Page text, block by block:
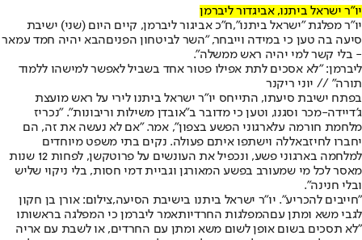
יו"ר ישראל ביתנו, אביגדור ליברמן
יו"ר מפלגת "ישראל ביתנו",ח"כ אביגור ליברמן, קיים היום (שני) ישיבת
סיעה בה טען כי במידה וייבחר, "השר לביטחון הפניםהבא יהיה חמד עמאר
- בלי קשר למי יהיה ראש ממשלה".
ליברמן: "לא אסכים לתת אפילו פטור אחד בשביל לאפשר למישהו ללמוד
תורה" // יוני ריקנר
בפתח ישיבת סיעתו, התייחס יו"ר ישראל ביתנו לירי על ראש מועצת
ג'דיידה-מכר וסגנו, וטען כי מדובר ב"אובדן משילות וריבונות". "נכריז
מלחמת חורמה עלארגוני הפשע בצפון", אמר. "אם לא נעשה את זה, הם
יחברו לחיזבאללה וישתפו איתם פעולה. נקים בתי משפט מיוחדים
למלחמה בארגוני פשע, ונכפיל את העונשים על פרוטקשן, לפחות 12 שנות
מאסר לכל מי שמעורב בפשע המאורגן וגביית דמי חסות, בלי ניקוי שליש
ובלי חנינה".
"חייבים להכריע". יו"ר ישראל ביתנו בישיבת הסיעה,צילום: אורן בן חקון
לגבי משא ומתן עםהמפלגות החרדיותאמר ליברמן כי המפלגה בראשותו
"לא תסכים בשום אופן לשום משא ומתן עם החרדים, או לשבת עם אריה